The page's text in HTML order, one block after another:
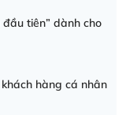
tiên” dành cho
hàng cá nhân